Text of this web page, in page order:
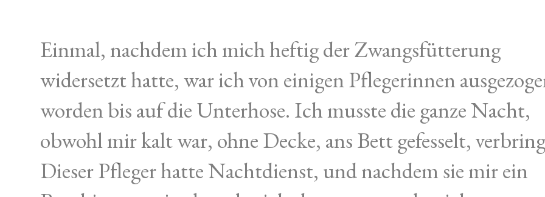
Einmal, nachdem ich mich heftig der Zwangsfütterung
widersetzt hatte, war ich von einigen Pflegerinnen
worden bis auf die Unterhose. Ich musste die ganze Nacht,
obwohl mir kalt war, ohne Decke, ans Bett gefesselt,
Dieser Pfleger hatte Nachtdienst, und nachdem sie mir ein